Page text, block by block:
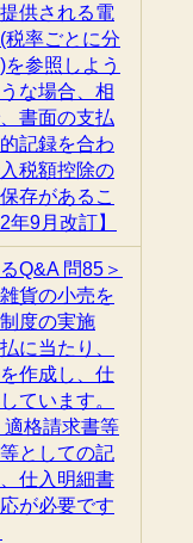
供される電
率ごとに分
参照しよう
な場合、相
書面の支払
記録を合わ
税額控除の
存があるこ
9月改訂】
Q&A 問85＞
貨の小売を
度の実施
に当たり、
作成し、仕
ています。
格請求書等
としての記
仕入明細書
が必要です